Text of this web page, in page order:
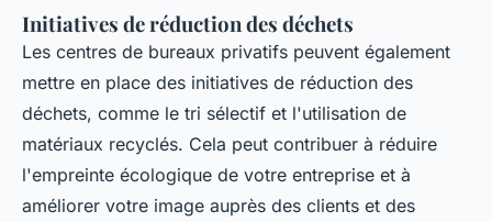
Initiatives de réduction des déchets
Les centres de bureaux privatifs peuvent également
mettre en place des initiatives de réduction des
déchets, comme le tri sélectif et l'utilisation de
matériaux recyclés. Cela peut contribuer à réduire
l'empreinte écologique de votre entreprise et à
améliorer votre image auprès des clients et des